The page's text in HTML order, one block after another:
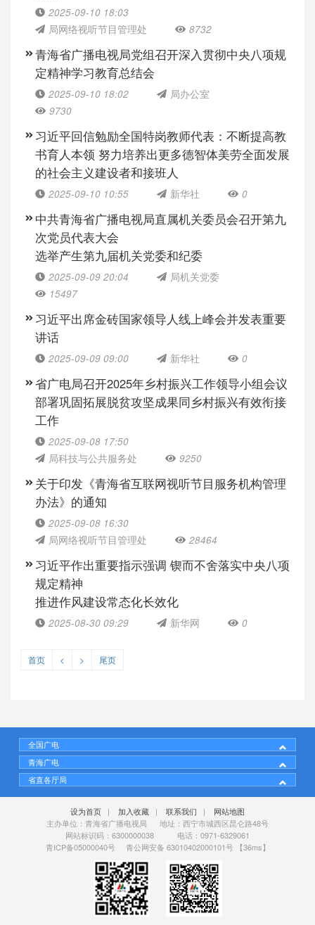
2025-09-10 18:03
局网络视听节目管理处
8732
青海省广播电视局党组召开深入贯彻中央八项规
定精神学习教育总结会
2025-09-10 18:02
局办公室
9730
习近平回信勉励全国特岗教师代表：不断提高教
书育人本领 努力培养出更多德智体美劳全面发展
的社会主义建设者和接班人
2025-09-10 10:55 新华社 0
中共青海省广播电视局直属机关委员会召开第九
次党员代表大会
选举产生第九届机关党委和纪委
2025-09-09 20:04
局机关党委
15497
习近平出席金砖国家领导人线上峰会并发表重要
讲话
2025-09-09 09:00 新华社 0
省广电局召开2025年乡村振兴工作领导小组会议
部署巩固拓展脱贫攻坚成果同乡村振兴有效衔接
工作
2025-09-08 17:50
局科技与公共服务处
9250
关于印发《青海省互联网视听节目服务机构管理
办法》的通知
2025-09-08 16:30
局网络视听节目管理处
28464
习近平作出重要指示强调 锲而不舍落实中央八项
规定精神
推进作风建设常态化长效化
2025-08-30 09:29 新华网 0
首页 < > 尾页
全国广电
青海广电
省直各厅局
设为首页 | 加入收藏 | 联系我们 | 网站地图
主办单位：青海省广播电视局 地址：西宁市城西区昆仑路48号
网站标识码：6300000038 电话：0971-6329061
青ICP备05000040号
青公网安备 63010402000101号【36ms】